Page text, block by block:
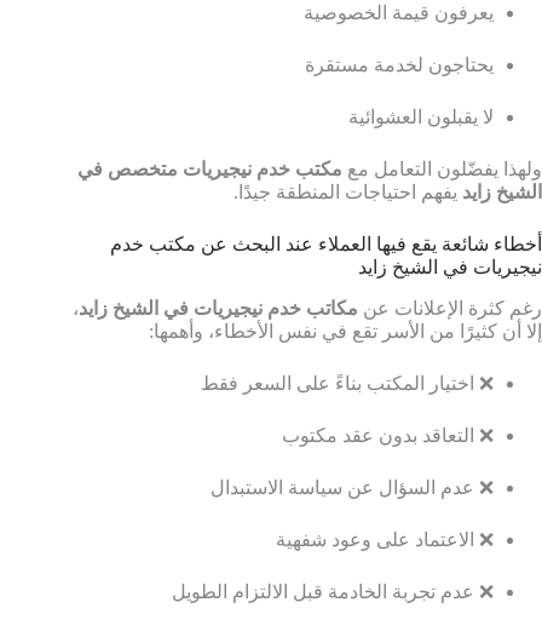
يعرفون قيمة الخصوصية
يحتاجون لخدمة مستقرة
لا يقبلون العشوائية
ولهذا يفضّلون التعامل مع مكتب خدم نيجيريات متخصص في
الشيخ زايد يفهم احتياجات المنطقة جيدًا.
أخطاء شائعة يقع فيها العملاء عند البحث عن مكتب خدم
نيجيريات في الشيخ زايد
رغم كثرة الإعلانات عن مكاتب خدم نيجيريات في الشيخ زايد،
إلا أن كثيرًا من الأسر تقع في نفس الأخطاء، وأهمها:
❌ اختيار المكتب بناءً على السعر فقط
❌ التعاقد بدون عقد مكتوب
❌ عدم السؤال عن سياسة الاستبدال
❌ الاعتماد على وعود شفهية
❌ عدم تجربة الخادمة قبل الالتزام الطويل